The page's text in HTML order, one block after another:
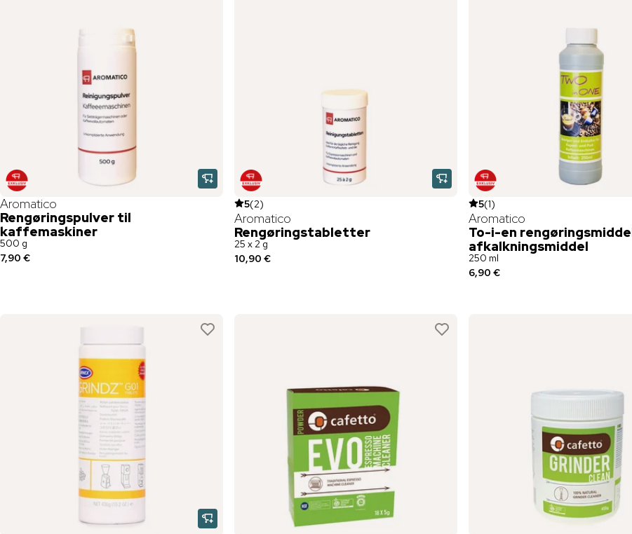
Aromatico
Rengøringspulver til
kaffemaskiner
500 g
7,90 €
5(2)
Aromatico
Rengøringstabletter
25 x 2 g
10,90 €
5(1)
Aromatico
To-i-en
afkalkningsmiddel
250 ml
6,90 €